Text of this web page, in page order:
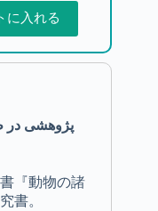
に入れる
『動物の諸
書。